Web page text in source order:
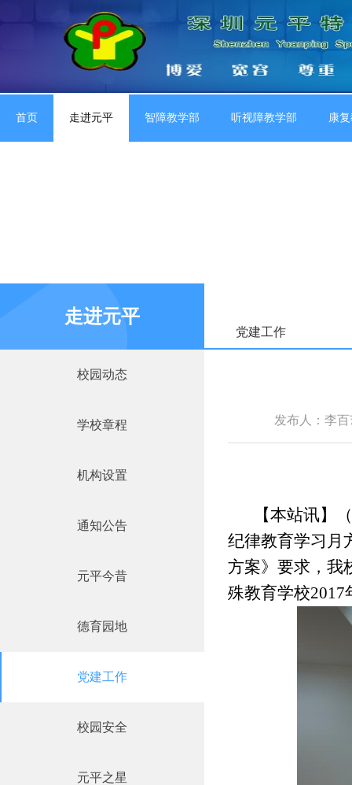
首页 走进元平 智障教学部 听视障教学部 康
走进元平
校园动态
学校章程
机构设置
通知公告
元平今昔
德育园地
党建工作
校园安全
元平之星
党建工作
发布人：李百
【本站讯】
纪律教育学习月
方案》要求， 我
殊教育学校